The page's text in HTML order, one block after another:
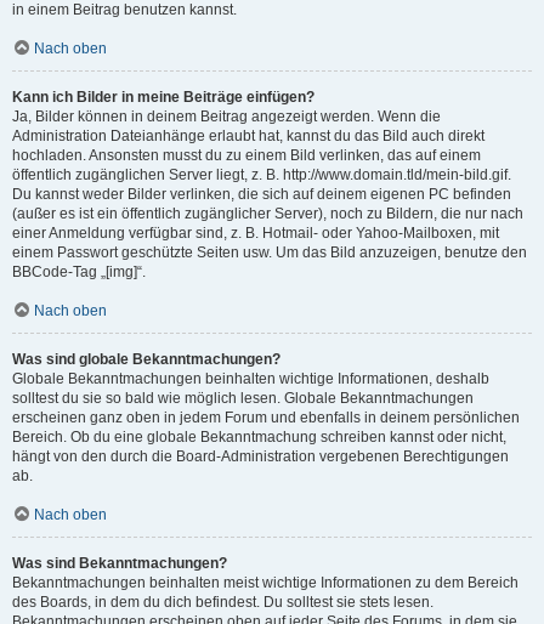
in einem Beitrag benutzen kannst.
Nach oben
Kann ich Bilder in meine Beiträge einfügen?
Ja, Bilder können in deinem Beitrag angezeigt werden. Wenn die
Administration Dateianhänge erlaubt hat, kannst du das Bild auch direkt
hochladen. Ansonsten musst du zu einem Bild verlinken, das auf einem
öffentlich zugänglichen Server liegt, z. B. http://www.domain.tld/mein-bild.gif.
Du kannst weder Bilder verlinken, die sich auf deinem eigenen PC befinden
(außer es ist ein öffentlich zugänglicher Server), noch zu Bildern, die nur nach
einer Anmeldung verfügbar sind, z. B. Hotmail- oder Yahoo-Mailboxen, mit
einem Passwort geschützte Seiten usw. Um das Bild anzuzeigen, benutze den
BBCode-Tag „[img]“.
Nach oben
Was sind globale Bekanntmachungen?
Globale Bekanntmachungen beinhalten wichtige Informationen, deshalb
solltest du sie so bald wie möglich lesen. Globale Bekanntmachungen
erscheinen ganz oben in jedem Forum und ebenfalls in deinem persönlichen
Bereich. Ob du eine globale Bekanntmachung schreiben kannst oder nicht,
hängt von den durch die Board-Administration vergebenen Berechtigungen
ab.
Nach oben
Was sind Bekanntmachungen?
Bekanntmachungen beinhalten meist wichtige Informationen zu dem Bereich
des Boards, in dem du dich befindest. Du solltest sie stets lesen.